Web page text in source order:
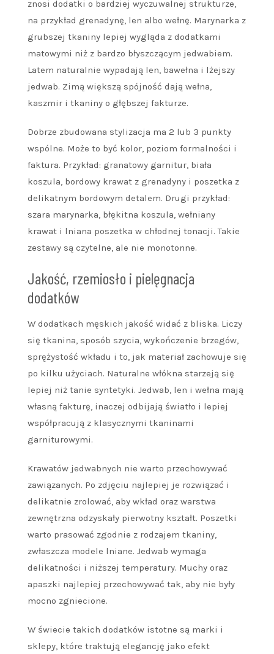
znosi dodatki o bardziej wyczuwalnej strukturze,
na przykład grenadynę, len albo wełnę. Marynarka z
grubszej tkaniny lepiej wygląda z dodatkami
matowymi niż z bardzo błyszczącym jedwabiem.
Latem naturalnie wypadają len, bawełna i lżejszy
jedwab. Zimą większą spójność dają wełna,
kaszmir i tkaniny o głębszej fakturze.
Dobrze zbudowana stylizacja ma 2 lub 3 punkty
wspólne. Może to być kolor, poziom formalności i
faktura. Przykład: granatowy garnitur, biała
koszula, bordowy krawat z grenadyny i poszetka z
delikatnym bordowym detalem. Drugi przykład:
szara marynarka, błękitna koszula, wełniany
krawat i lniana poszetka w chłodnej tonacji. Takie
zestawy są czytelne, ale nie monotonne.
Jakość, rzemiosło i pielęgnacja
dodatków
W dodatkach męskich jakość widać z bliska. Liczy
się tkanina, sposób szycia, wykończenie brzegów,
sprężystość wkładu i to, jak materiał zachowuje się
po kilku użyciach. Naturalne włókna starzeją się
lepiej niż tanie syntetyki. Jedwab, len i wełna mają
własną fakturę, inaczej odbijają światło i lepiej
współpracują z klasycznymi tkaninami
garniturowymi.
Krawatów jedwabnych nie warto przechowywać
zawiązanych. Po zdjęciu najlepiej je rozwiązać i
delikatnie zrolować, aby wkład oraz warstwa
zewnętrzna odzyskały pierwotny kształt. Poszetki
warto prasować zgodnie z rodzajem tkaniny,
zwłaszcza modele lniane. Jedwab wymaga
delikatności i niższej temperatury. Muchy oraz
apaszki najlepiej przechowywać tak, aby nie były
mocno zgniecione.
W świecie takich dodatków istotne są marki i
sklepy, które traktują elegancję jako efekt